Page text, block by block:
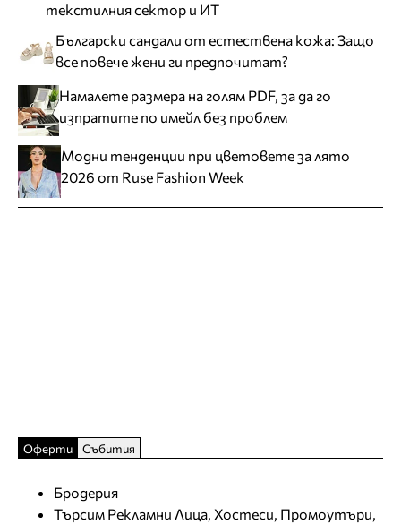
текстилния сектор и ИТ
Български сандали от естествена кожа: Защо
все повече жени ги предпочитат?
Намалете размера на голям PDF, за да го
изпратите по имейл без проблем
Модни тенденции при цветовете за лято
2026 от Ruse Fashion Week
Оферти Събития
Бродерия
Търсим Рекламни Лица, Хостеси, Промоутъри,